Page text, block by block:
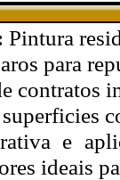
Pintura
para
contratos
e
ideais